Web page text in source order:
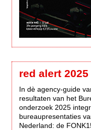
red alert 2025
In dè agency-guide
resultaten van het
onderzoek 2025
bureaupresentaties
Nederland: de